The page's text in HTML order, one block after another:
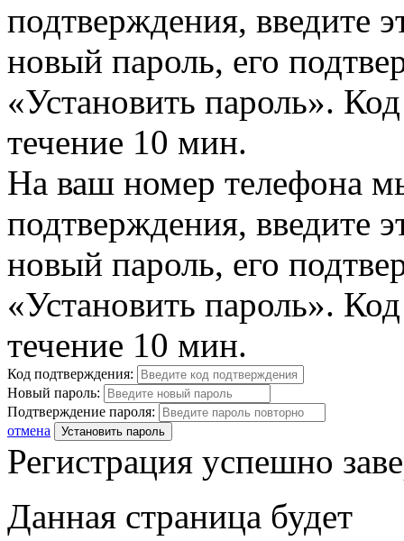
подтверждения, введите
новый пароль, его
«Установить пароль».
течение 10 мин.
На ваш номер телефона
подтверждения, введите
новый пароль, его
«Установить пароль».
течение 10 мин.
Код подтверждения:
Новый пароль:
Подтверждение пароля:
отмена
Установить пароль
Регистрация успешно
Данная страница будет